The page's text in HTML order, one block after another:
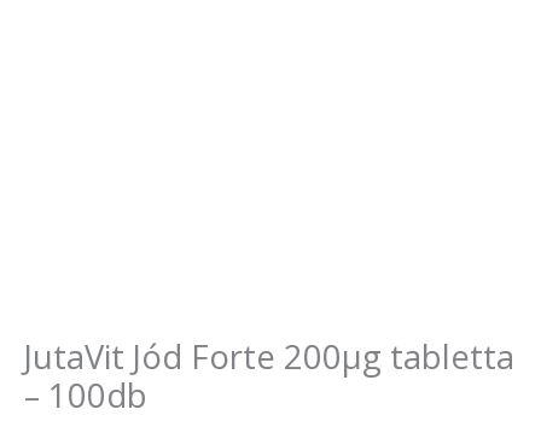
JutaVit Jód Forte 200µg tabletta
– 100db